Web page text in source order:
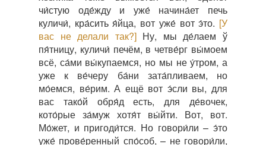
чи́стую оде́жду и уже́ начина́ет печь
куличи́, кра́сить я́йца, вот уже́ вот э́то. [У
вас не делали так?]Ну, мы де́лаем ў
пя́тницу, куличи́ печём, в четве́рг вы́моем
всё, са́ми вы́купаемся, но мы не у́тром, а
уже к ве́черу ба́ни зата́пливаем, но
мо́емся, ве́рим. А ещё вот э́сли вы, для
вас тако́й обря́д есть, для де́вочек,
кото́рые за́муж хотя́т вы́йти. Вот, вот.
Мо́жет, и пригоди́тся. Но говори́ли – э́то
уже́ прове́ренный спо́соб, – не говори́ли,